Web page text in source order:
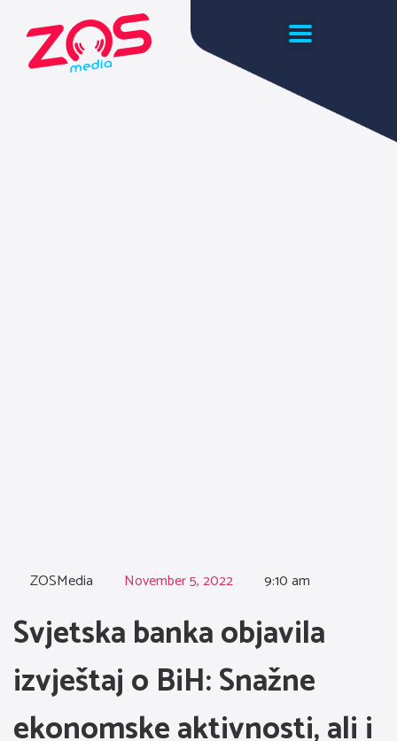
ZOSMedia November 5, 2022 9:10 am
Svjetska banka objavila
izvještaj o BiH: Snažne
ekonomske aktivnosti, ali i